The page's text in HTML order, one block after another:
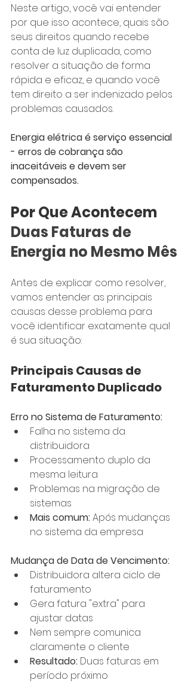
Neste artigo, você vai entender
por que isso acontece, quais são
seus direitos quando recebe
conta de luz duplicada, como
resolver a situação de forma
rápida e eficaz, e quando você
tem direito a ser indenizado pelos
problemas causados.
Energia elétrica é serviço essencial
- erros de cobrança são
inaceitáveis e devem ser
compensados.
Por Que Acontecem
Duas Faturas de
Energia no Mesmo Mês
Antes de explicar como resolver,
vamos entender as principais
causas desse problema para
você identificar exatamente qual
é sua situação:
Principais Causas de
Faturamento Duplicado
Erro no Sistema de Faturamento:
Falha no sistema da
distribuidora
Processamento duplo da
mesma leitura
Problemas na migração de
sistemas
Mais comum: Após mudanças
no sistema da empresa
Mudança de Data de Vencimento:
Distribuidora altera ciclo de
faturamento
Gera fatura "extra" para
ajustar datas
Nem sempre comunica
claramente o cliente
Resultado: Duas faturas em
período próximo